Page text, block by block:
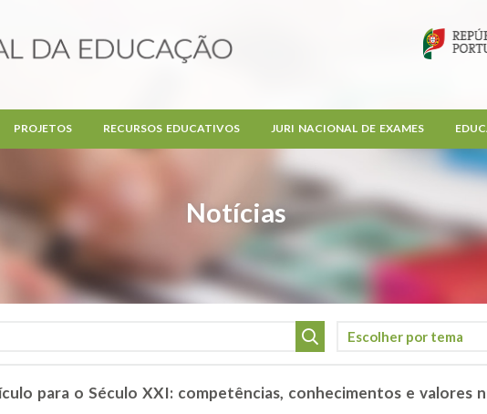
Notícias
PROJETOS RECURSOS EDUCATIVOS JURI NACIONAL DE EXAMES
para o Século XXI: competências, conhecimentos e valores